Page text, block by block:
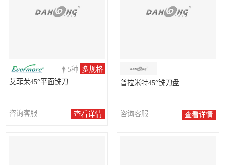
5种 多规格
艾菲茉45°平面铣刀
咨询客服 查看详情
普拉米特45°铣刀盘
咨询客服 查看详情